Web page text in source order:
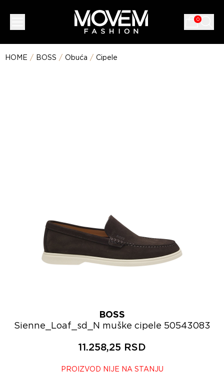
0
HOME / BOSS / Obuća / Cipele
BOSS
Sienne_Loaf_sd_N muške cipele 50543083
11.258,25 RSD
PROIZVOD NIJE NA STANJU